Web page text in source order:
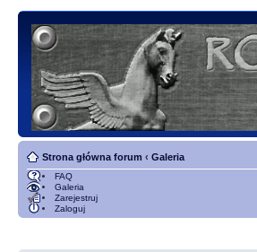
Strona główna forum ‹ Galeria
FAQ
Galeria
Zarejestruj
Zaloguj